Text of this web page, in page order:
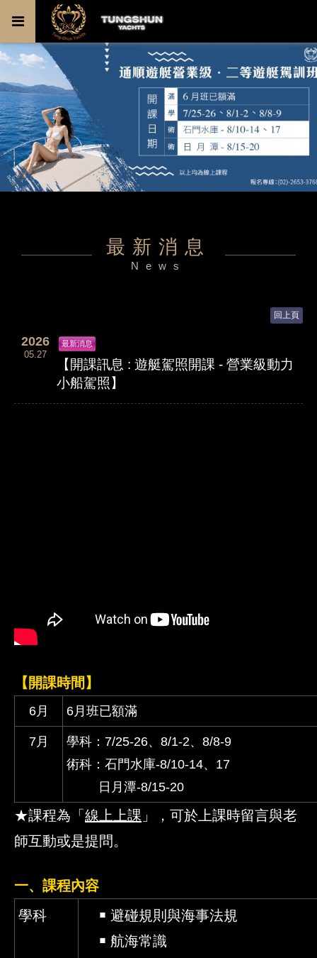
最新消息
News
回上頁
2026
05.27
最新消息
【開課訊息 : 遊艇駕照開課 - 營業級動力
小船駕照】
【開課時間】
6月 6月班已額滿
7月
學科：7/25-26、8/1-2、8/8-9
術科：石門水庫-8/10-14、17
日月潭-8/15-20
★課程為「 線上上課 」，可於上課時留言與老
師互動或是提問。
一、課程內容
學科
￭ 避碰規則與海事法規
￭ 航海常識